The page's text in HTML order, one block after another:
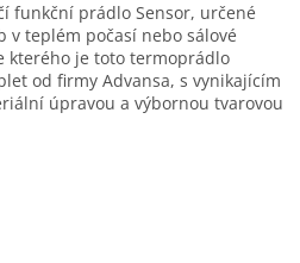
funkční prádlo Sensor, určené
teplém počasí nebo sálové
kterého je toto termoprádlo
od firmy Advansa, s vynikajícím
úpravou a výbornou tvarovou